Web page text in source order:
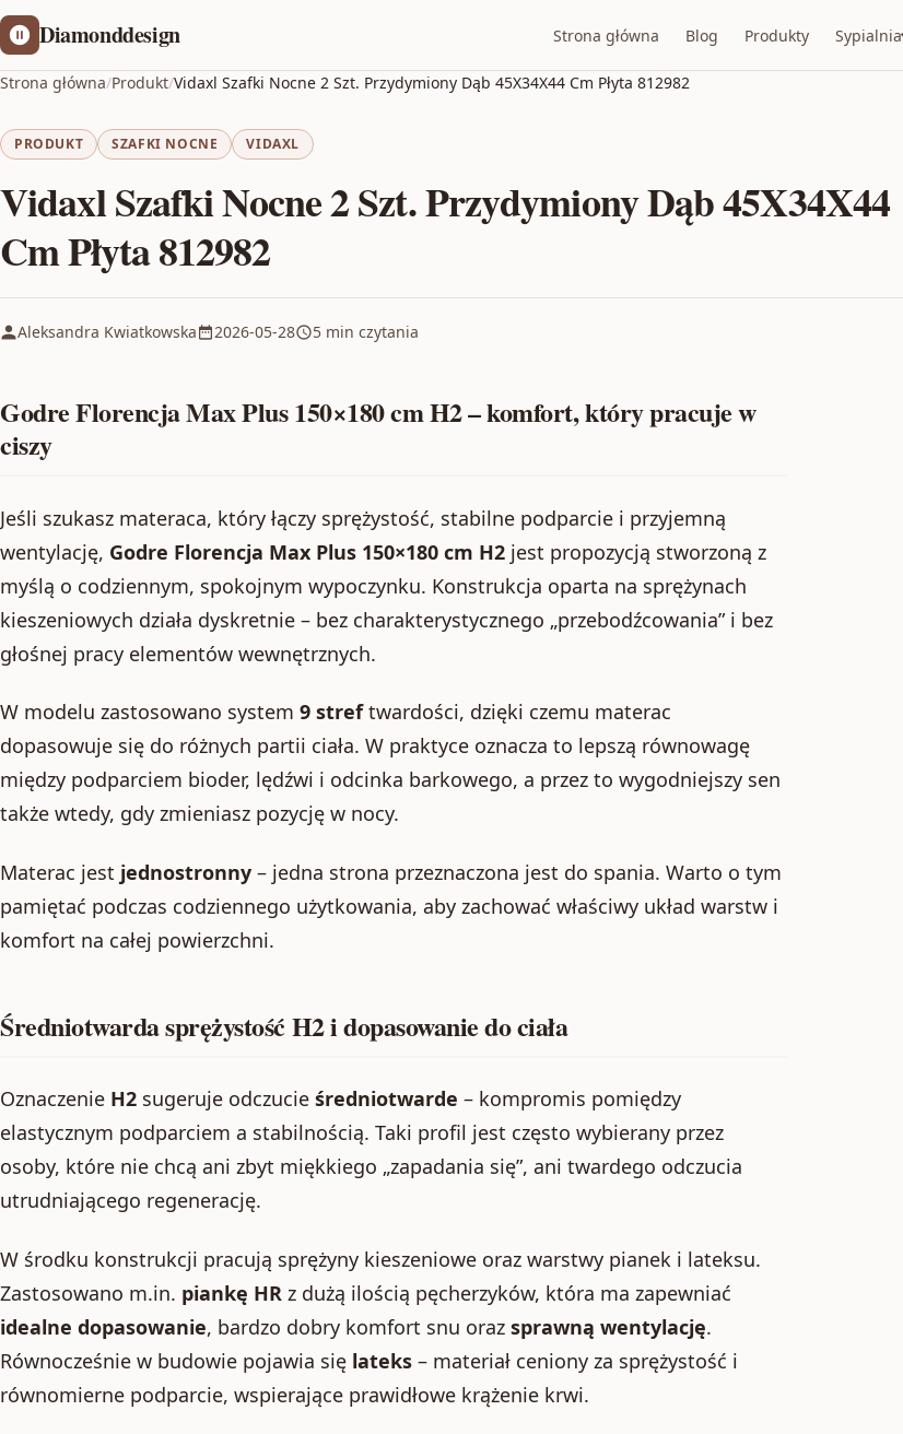
Diamonddesign Strona główna Blog Produkty Sypialnia
Strona główna/Produkt/Vidaxl Szafki Nocne 2 Szt. Przydymiony Dąb 45X34X44 Cm Płyta 812982
PRODUKT SZAFKI NOCNE VIDAXL
Vidaxl Szafki Nocne 2 Szt. Przydymiony Dąb 45X34X44
Cm Płyta 812982
Aleksandra Kwiatkowska 2026-05-28 5 min czytania
Godre Florencja Max Plus 150×180 cm H2 – komfort, który pracuje w
ciszy
Jeśli szukasz materaca, który łączy sprężystość, stabilne podparcie i przyjemną
wentylację, Godre Florencja Max Plus 150×180 cm H2 jest propozycją stworzoną z
myślą o codziennym, spokojnym wypoczynku. Konstrukcja oparta na sprężynach
kieszeniowych działa dyskretnie – bez charakterystycznego „przebodźcowania” i bez
głośnej pracy elementów wewnętrznych.
W modelu zastosowano system 9 streftwardości, dzięki czemu materac
dopasowuje się do różnych partii ciała. W praktyce oznacza to lepszą równowagę
między podparciem bioder, lędźwi i odcinka barkowego, a przez to wygodniejszy sen
także wtedy, gdy zmieniasz pozycję w nocy.
Materac jest jednostronny – jedna strona przeznaczona jest do spania. Warto o tym
pamiętać podczas codziennego użytkowania, aby zachować właściwy układ warstw i
komfort na całej powierzchni.
Średniotwarda sprężystość H2 i dopasowanie do ciała
Oznaczenie H2 sugeruje odczucie średniotwarde – kompromis pomiędzy
elastycznym podparciem a stabilnością. Taki profil jest często wybierany przez
osoby, które nie chcą ani zbyt miękkiego „zapadania się”, ani twardego odczucia
utrudniającego regenerację.
W środku konstrukcji pracują sprężyny kieszeniowe oraz warstwy pianek i lateksu.
Zastosowano m.in. piankę HR z dużą ilością pęcherzyków, która ma zapewniać
idealne dopasowanie, bardzo dobry komfort snu oraz sprawną wentylację.
Równocześnie w budowie pojawia się lateks – materiał ceniony za sprężystość i
równomierne podparcie, wspierające prawidłowe krążenie krwi.